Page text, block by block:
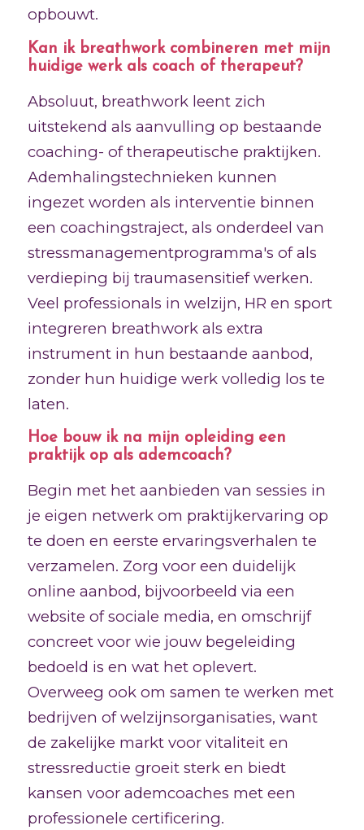
opbouwt.
Kan ik breathwork combineren met mijn
huidige werk als coach of therapeut?
Absoluut, breathwork leent zich
uitstekend als aanvulling op bestaande
coaching- of therapeutische praktijken.
Ademhalingstechnieken kunnen
ingezet worden als interventie binnen
een coachingstraject, als onderdeel van
stressmanagementprogramma's of als
verdieping bij traumasensitief werken.
Veel professionals in welzijn, HR en sport
integreren breathwork als extra
instrument in hun bestaande aanbod,
zonder hun huidige werk volledig los te
laten.
Hoe bouw ik na mijn opleiding een
praktijk op als ademcoach?
Begin met het aanbieden van sessies in
je eigen netwerk om praktijkervaring op
te doen en eerste ervaringsverhalen te
verzamelen. Zorg voor een duidelijk
online aanbod, bijvoorbeeld via een
website of sociale media, en omschrijf
concreet voor wie jouw begeleiding
bedoeld is en wat het oplevert.
Overweeg ook om samen te werken met
bedrijven of welzijnsorganisaties, want
de zakelijke markt voor vitaliteit en
stressreductie groeit sterk en biedt
kansen voor ademcoaches met een
professionele certificering.